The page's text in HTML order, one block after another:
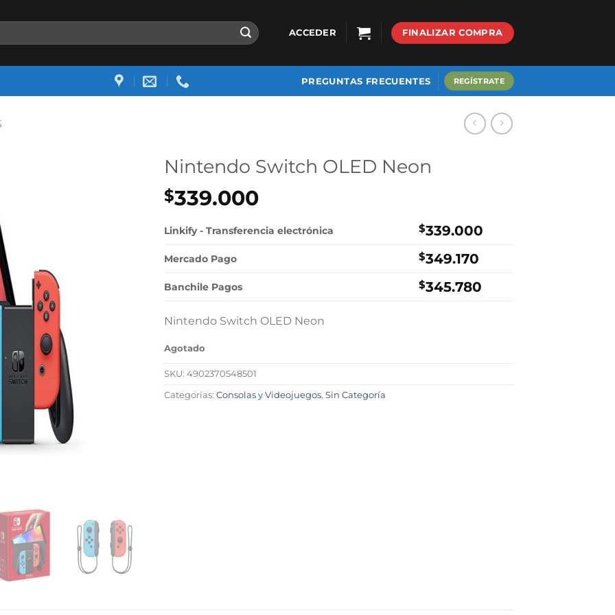
ACCEDER FINALIZAR COMPRA
PREGUNTAS FRECUENTES REGÍSTRATE
Nintendo Switch OLED Neon
$339.000
Linkify - Transferencia electrónica $339.000
Mercado Pago $349.170
Banchile Pagos $345.780
Nintendo Switch OLED Neon
Agotado
SKU: 4902370548501
Categorías: Consolas y Videojuegos, Sin Categoría